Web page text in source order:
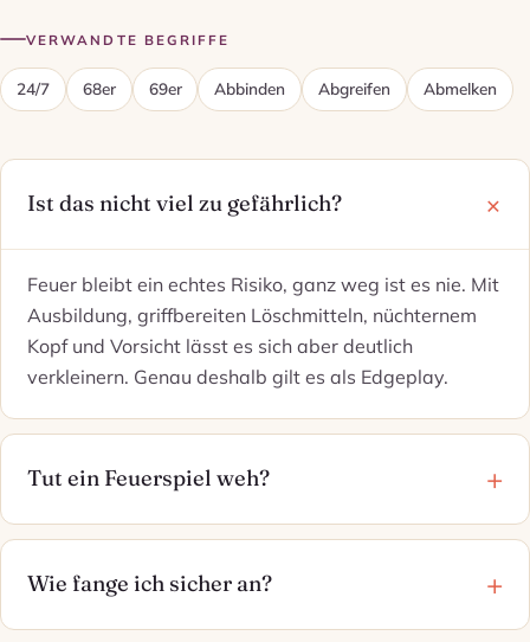
VERWANDTE BEGRIFFE
24/7 68er 69er Abbinden Abgreifen Abmelken
Ist das nicht viel zu gefährlich?
Feuer bleibt ein echtes Risiko, ganz weg ist es nie. Mit
Ausbildung, griffbereiten Löschmitteln, nüchternem
Kopf und Vorsicht lässt es sich aber deutlich
verkleinern. Genau deshalb gilt es als Edgeplay.
Tut ein Feuerspiel weh?
Wie fange ich sicher an?